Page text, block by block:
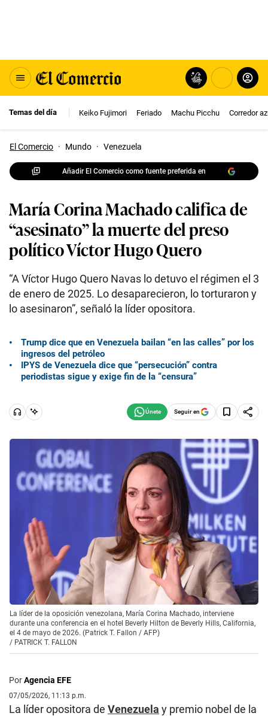
Temas del día Keiko Fujimori Feriado Machu Picchu Corredor
El Comercio · Mundo · Venezuela
Añadir El Comercio como fuente preferida en
María Corina Machado califica de
“asesinato” la muerte del preso
político Víctor Hugo Quero
“A Víctor Hugo Quero Navas lo detuvo el régimen el 3
de enero de 2025. Lo desaparecieron, lo torturaron y
lo asesinaron”, señaló la líder opositora.
Trump dice que en Venezuela bailan “en las calles” por los
ingresos del petróleo
IPYS de Venezuela dice que “persecución” contra
periodistas sigue y exige fin de la “censura”
Seguir en
La líder de la oposición venezolana, María Corina Machado, interviene
durante una conferencia en el hotel Beverly Hilton de Beverly Hills, California,
el 4 de mayo de 2026. (Patrick T. Fallon / AFP)
/ PATRICK T. FALLON
PorAgencia EFE
07/05/2026, 11:13 p.m.
La líder opositora de Venezuela y premio nobel de la